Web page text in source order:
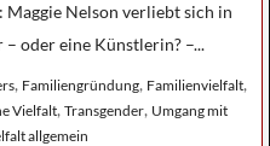
Maggie Nelson verliebt sich in
oder eine Künstlerin? –...
, Familiengründung, Familienvielfalt,
Vielfalt, Transgender, Umgang mit
allgemein